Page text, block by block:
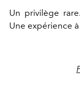
Un privilège
Une expérience